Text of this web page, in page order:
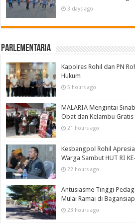
3 days ago
Parlementaria
Kapolres Rohil dan PN
Hukum
5 hours ago
MALARIA Mengintai
Obat dan Kelambu Gratis
21 hours ago
Kesbangpol Rohil
Warga Sambut HUT RI
22 hours ago
Antusiasme Tinggi
Mulai Ramai di
23 hours ago